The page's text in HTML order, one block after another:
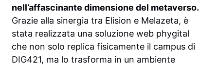
nell’affascinante dimensione del metaverso.
Grazie alla sinergia tra Elision e Melazeta, è
stata realizzata una soluzione web phygital
che non solo replica fisicamente il campus di
DIG421, ma lo trasforma in un ambiente